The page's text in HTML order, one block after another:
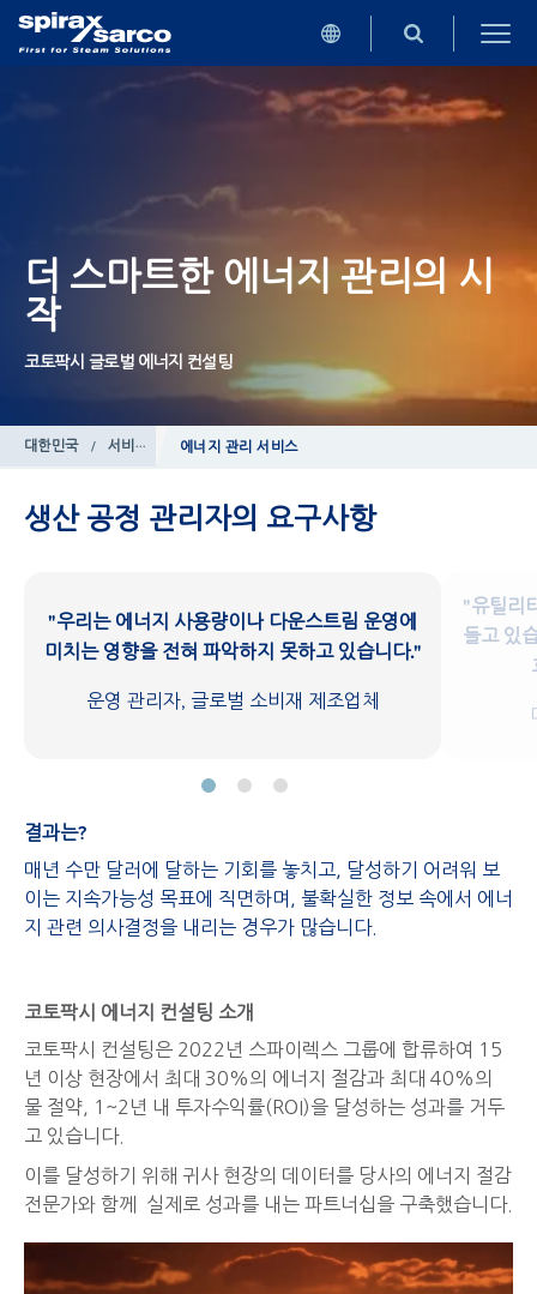
더 스마트한 에너지 관리의 시
작
코토팍시 글로벌 에너지 컨설팅
대한민국 / 서비스 에너지 관리 서비스
생산 공정 관리자의 요구사항
"우리는 에너지 사용량이나 다운스트림 운영에
미치는 영향을 전혀 파악하지 못하고 있습니다."
운영 관리자, 글로벌 소비재 제조업체
"유틸리
들고 있
결과는?
매년 수만 달러에 달하는 기회를 놓치고, 달성하기 어려워 보
이는 지속가능성 목표에 직면하며, 불확실한 정보 속에서 에너
지 관련 의사결정을 내리는 경우가 많습니다.
코토팍시 에너지 컨설팅 소개
코토팍시 컨설팅은 2022년 스파이렉스 그룹에 합류하여 15
년 이상 현장에서 최대 30%의 에너지 절감과 최대 40%의
물 절약, 1~2년 내 투자수익률(ROI)을 달성하는 성과를 거두
고 있습니다.
이를 달성하기 위해 귀사 현장의 데이터를 당사의 에너지 절감
전문가와 함께 실제로 성과를 내는 파트너십을 구축했습니다.